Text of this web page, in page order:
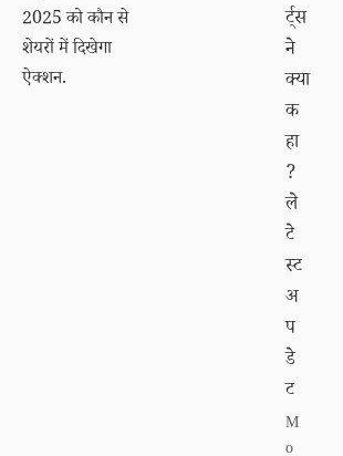
2025 को कौन से
शेयरों में दिखेगा
ऐक्‍शन.
र्ट्स
ने
क्या
क
हा
?
ले
टे
स्ट
अ
प
डे
ट
M
o